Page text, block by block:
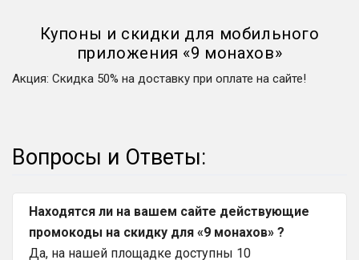
Купоны и скидки для мобильного
приложения «9 монахов»
Акция: Скидка 50% на доставку при оплате на сайте!
Вопросы и Ответы:
Находятся ли на вашем сайте действующие
промокоды на скидку для «9 монахов» ?
Да, на нашей площадке доступны 10